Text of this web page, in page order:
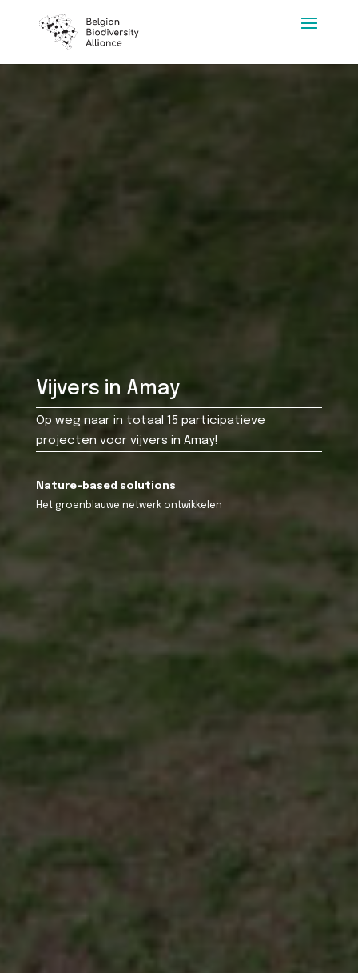
Vijvers in Amay
Op weg naar in totaal 15 participatieve
projecten voor vijvers in Amay!
Nature-based solutions
Het groenblauwe netwerk ontwikkelen